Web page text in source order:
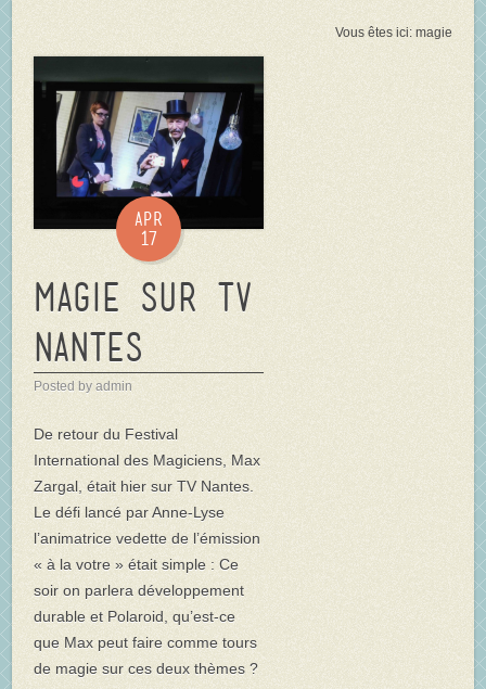
Vous êtes ici: magie
Apr
17
Magie sur TV
Nantes
Posted by admin
De retour du Festival
International des Magiciens, Max
Zargal, était hier sur TV Nantes.
Le défi lancé par Anne-Lyse
l’animatrice vedette de l’émission
« à la votre » était simple : Ce
soir on parlera développement
durable et Polaroid, qu’est-ce
que Max peut faire comme tours
de magie sur ces deux thèmes ?